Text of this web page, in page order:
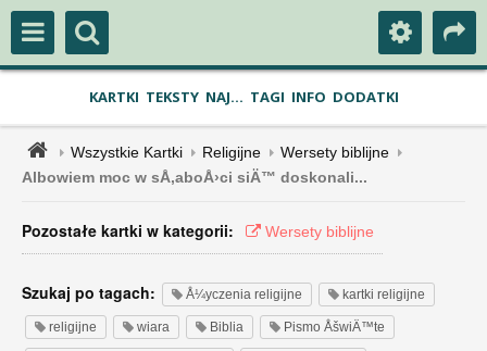
KARTKI TEKSTY NAJ... TAGI INFO DODATKI
Wszystkie Kartki Religijne
Wersety biblijne
Albowiem moc w sÅ‚aboÅ›ci siÄ™ doskonali...
Pozostałe kartki w kategorii: Wersety biblijne
Szukaj po tagach: Å¼yczenia religijne kartki religijne
religijne wiara Biblia Pismo ÅšwiÄ™te